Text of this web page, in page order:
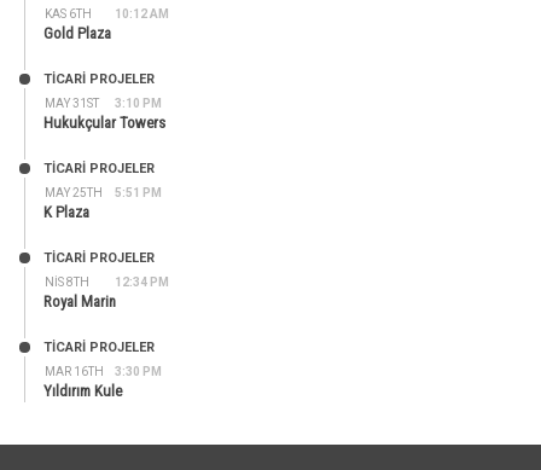
KAS 6TH 10:12 AM
Gold Plaza
MAY 31ST 3:10 PM
TİCARİ PROJELER
Hukukçular Towers
MAY 25TH 5:51 PM
TİCARİ PROJELER
K Plaza
NIS 8TH 12:34 PM
TİCARİ PROJELER
Royal Marin
MAR 16TH 3:30 PM
TİCARİ PROJELER
Yıldırım Kule